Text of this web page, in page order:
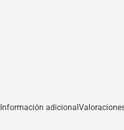
Información adicional